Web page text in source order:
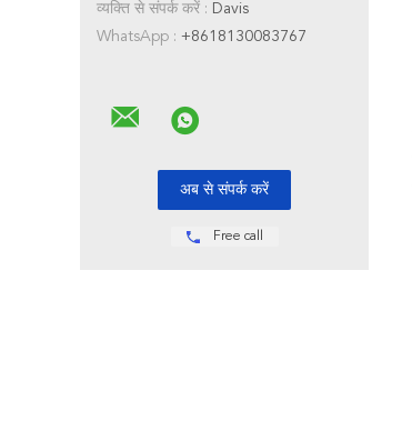
व्यक्ति से संपर्क करें : Davis
WhatsApp : +8618130083767
Free call